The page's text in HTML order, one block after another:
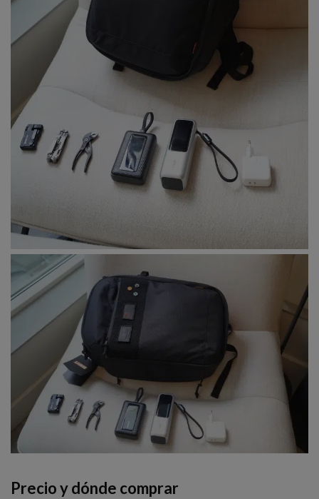
Precio y dónde comprar